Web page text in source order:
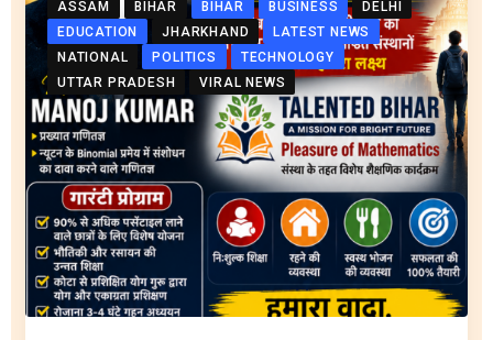
ASSAM BIHAR BIHAR BUSINESS
DELHI
EDUCATION
JHARKHAND
LATEST NEWS
NATIONAL
POLITICS
TECHNOLOGY
UTTAR PRADESH
VIRAL NEWS